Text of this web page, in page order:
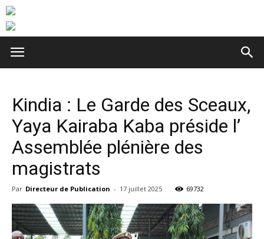
Kindia : Le Garde des Sceaux,
Yaya Kairaba Kaba préside l’
Assemblée plénière des
magistrats
Par Directeur de Publication - 17 juillet 2025 69732